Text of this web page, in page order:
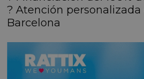
? Atención personalizada
Barcelona